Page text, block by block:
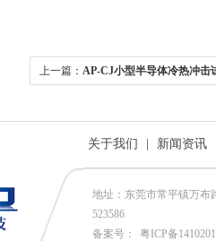
上一篇： AP-CJ小型半导体冷热冲击
关于我们 新闻资讯
地址：东莞市常平镇万布
523586
备案号：
粤ICP备